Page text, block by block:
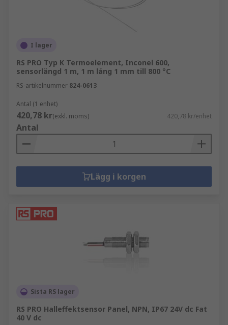
I lager
RS PRO Typ K Termoelement, Inconel 600,
sensorlängd 1 m, 1 m lång 1 mm till 800 °C
RS-artikelnummer 824-0613
Antal (1 enhet)
420,78 kr(exkl. moms) 420,78 kr/enhet
Antal
Lägg i korgen
Sista RS lager
RS PRO Halleffektsensor Panel, NPN, IP67 24V dc Fat
40 V dc